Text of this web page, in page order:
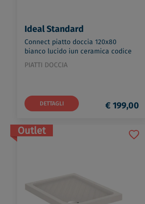
Ideal Standard
Connect piatto doccia 120x80
bianco lucido iun ceramica codice
prod: T267901
PIATTI DOCCIA
DETTAGLI € 199,00
Outlet